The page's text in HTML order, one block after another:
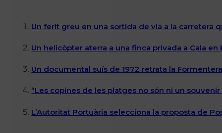
Un ferit greu en una sortida de via a la carretera
Un helicòpter aterra a una finca privada a Cala
Un documental suís de 1972 retrata la
“Les copines de les platges no són ni un
L’Autoritat Portuària selecciona la proposta de